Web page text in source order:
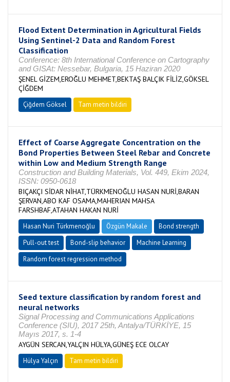
Flood Extent Determination in Agricultural Fields
Using Sentinel-2 Data and Random Forest
Classification
Conference: 8th International Conference on Cartography
and GISAt: Nessebar, Bulgaria, 15 Haziran 2020
ŞENEL GİZEM,EROĞLU MEHMET,BEKTAŞ BALÇIK FİLİZ,GÖKSEL
ÇİĞDEM
Çiğdem Göksel Tam metin bildiri
Effect of Coarse Aggregate Concentration on the
Bond Properties Between Steel Rebar and Concrete
within Low and Medium Strength Range
Construction and Building Materials, Vol. 449, Ekim 2024,
ISSN: 0950-0618
BIÇAKÇI SİDAR NİHAT,TÜRKMENOĞLU HASAN NURİ,BARAN
ŞERVAN,ABO KAF OSAMA,MAHERIAN MAHSA
FARSHBAF,ATAHAN HAKAN NURİ
Hasan Nuri Türkmenoğlu Özgün Makale
Bond strength
Pull-out test
Bond-slip behavior
Machine Learning
Random forest regression method
Seed texture classification by random forest and
neural networks
Signal Processing and Communications Applications
Conference (SIU), 2017 25th, Antalya/TÜRKİYE, 15
Mayıs 2017, s. 1-4
AYGÜN SERCAN,YALÇIN HÜLYA,GÜNEŞ ECE OLCAY
Hülya Yalçın Tam metin bildiri